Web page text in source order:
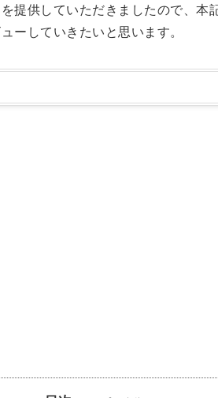
提供していただきましたので、本
ーしていきたいと思います。